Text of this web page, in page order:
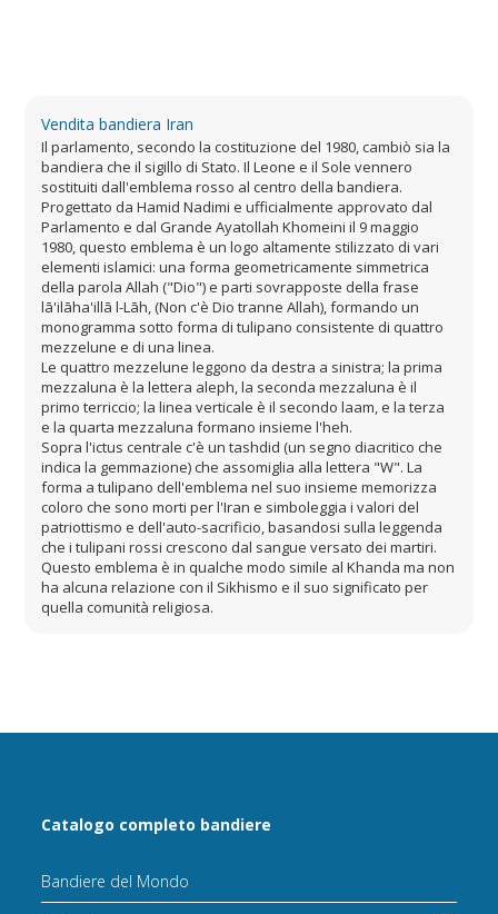
Vendita bandiera Iran
Il parlamento, secondo la costituzione del 1980, cambiò sia la
bandiera che il sigillo di Stato. Il Leone e il Sole vennero
sostituiti dall'emblema rosso al centro della bandiera.
Progettato da Hamid Nadimi e ufficialmente approvato dal
Parlamento e dal Grande Ayatollah Khomeini il 9 maggio
1980, questo emblema è un logo altamente stilizzato di vari
elementi islamici: una forma geometricamente simmetrica
della parola Allah ("Dio") e parti sovrapposte della frase
lā'ilāha'illā l-Lāh, (Non c'è Dio tranne Allah), formando un
monogramma sotto forma di tulipano consistente di quattro
mezzelune e di una linea.
Le quattro mezzelune leggono da destra a sinistra; la prima
mezzaluna è la lettera aleph, la seconda mezzaluna è il
primo terriccio; la linea verticale è il secondo laam, e la terza
e la quarta mezzaluna formano insieme l'heh.
Sopra l'ictus centrale c'è un tashdid (un segno diacritico che
indica la gemmazione) che assomiglia alla lettera "W". La
forma a tulipano dell'emblema nel suo insieme memorizza
coloro che sono morti per l'Iran e simboleggia i valori del
patriottismo e dell'auto-sacrificio, basandosi sulla leggenda
che i tulipani rossi crescono dal sangue versato dei martiri.
Questo emblema è in qualche modo simile al Khanda ma non
ha alcuna relazione con il Sikhismo e il suo significato per
quella comunità religiosa.
Catalogo completo bandiere
Bandiere del Mondo